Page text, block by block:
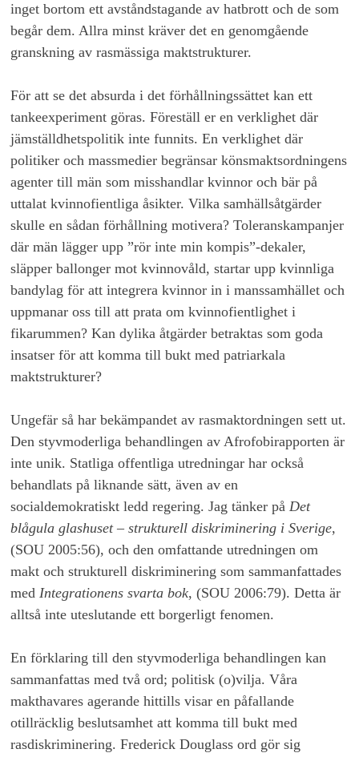
inget bortom ett avståndstagande av hatbrott och de som
begår dem. Allra minst kräver det en genomgående
granskning av rasmässiga maktstrukturer.
För att se det absurda i det förhållningssättet kan ett
tankeexperiment göras. Föreställ er en verklighet där
jämställdhetspolitik inte funnits. En verklighet där
politiker och massmedier begränsar könsmaktsordningens
agenter till män som misshandlar kvinnor och bär på
uttalat kvinnofientliga åsikter. Vilka samhällsåtgärder
skulle en sådan förhållning motivera? Toleranskampanjer
där män lägger upp ”rör inte min kompis”-dekaler,
släpper ballonger mot kvinnovåld, startar upp kvinnliga
bandylag för att integrera kvinnor in i manssamhället och
uppmanar oss till att prata om kvinnofientlighet i
fikarummen? Kan dylika åtgärder betraktas som goda
insatser för att komma till bukt med patriarkala
maktstrukturer?
Ungefär så har bekämpandet av rasmaktordningen sett ut.
Den styvmoderliga behandlingen av Afrofobirapporten är
inte unik. Statliga offentliga utredningar har också
behandlats på liknande sätt, även av en
socialdemokratiskt ledd regering. Jag tänker påDet
blågula glashuset – strukturell diskriminering i Sverige,
(SOU 2005:56), och den omfattande utredningen om
makt och strukturell diskriminering som sammanfattades
medIntegrationens svarta bok, (SOU 2006:79). Detta är
alltså inte uteslutande ett borgerligt fenomen.
En förklaring till den styvmoderliga behandlingen kan
sammanfattas med två ord; politisk (o)vilja. Våra
makthavares agerande hittills visar en påfallande
otillräcklig beslutsamhet att komma till bukt med
rasdiskriminering. Frederick Douglass ord gör sig